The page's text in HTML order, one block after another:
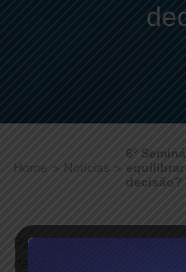
Home Notícias
6º
equilibrar
decisão?
Parte da rotina diária dos
decisões influenciam